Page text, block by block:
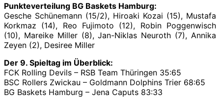
Punkteverteilung BG Baskets Hamburg:
Gesche Schünemann (15/2), Hiroaki Kozai (15), Mustafa
Korkmaz (14), Reo Fujimoto (12), Robin Poggenwisch
(10), Mareike Miller (8), Jan-Niklas Neuroth (7), Annika
Zeyen (2), Desiree Miller
Der 9. Spieltag im Überblick:
FCK Rolling Devils – RSB Team Thüringen 35:65
BSC Rollers Zwickau – Goldmann Dolphins Trier 68:65
BG Baskets Hamburg – Jena Caputs 83:33